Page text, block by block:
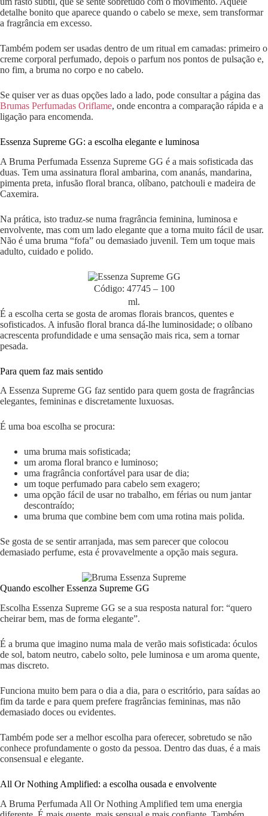
detalhe bonito que aparece quando o cabelo se mexe, sem transformar
a fragrância em excesso.
Também podem ser usadas dentro de um ritual em camadas: primeiro o
creme corporal perfumado, depois o parfum nos pontos de pulsação e,
no fim, a bruma no corpo e no cabelo.
Se quiser ver as duas opções lado a lado, pode consultar a página das
Brumas Perfumadas Oriflame, onde encontra a comparação rápida e a
ligação para encomenda.
Essenza Supreme GG: a escolha elegante e luminosa
A Bruma Perfumada Essenza Supreme GG é a mais sofisticada das
duas. Tem uma assinatura floral ambarina, com ananás, mandarina,
pimenta preta, infusão floral branca, olíbano, patchouli e madeira de
Caxemira.
Na prática, isto traduz-se numa fragrância feminina, luminosa e
envolvente, mas com um lado elegante que a torna muito fácil de usar.
Não é uma bruma “fofa” ou demasiado juvenil. Tem um toque mais
adulto, cuidado e polido.
Código: 47745 – 100
ml.
É a escolha certa se gosta de aromas florais brancos, quentes e
sofisticados. A infusão floral branca dá-lhe luminosidade; o olíbano
acrescenta profundidade e uma sensação mais rica, sem a tornar
pesada.
Para quem faz mais sentido
A Essenza Supreme GG faz sentido para quem gosta de fragrâncias
elegantes, femininas e discretamente luxuosas.
É uma boa escolha se procura:
uma bruma mais sofisticada;
um aroma floral branco e luminoso;
uma fragrância confortável para usar de dia;
um toque perfumado para cabelo sem exagero;
uma opção fácil de usar no trabalho, em férias ou num jantar
descontraído;
uma bruma que combine bem com uma rotina mais polida.
Se gosta de se sentir arranjada, mas sem parecer que colocou
demasiado perfume, esta é provavelmente a opção mais segura.
Quando escolher Essenza Supreme GG
Escolha Essenza Supreme GG se a sua resposta natural for: “quero
cheirar bem, mas de forma elegante”.
É a bruma que imagino numa mala de verão mais sofisticada: óculos
de sol, batom neutro, cabelo solto, pele luminosa e um aroma quente,
mas discreto.
Funciona muito bem para o dia a dia, para o escritório, para saídas ao
fim da tarde e para quem prefere fragrâncias femininas, mas não
demasiado doces ou evidentes.
Também pode ser a melhor escolha para oferecer, sobretudo se não
conhece profundamente o gosto da pessoa. Dentro das duas, é a mais
consensual e elegante.
All Or Nothing Amplified: a escolha ousada e envolvente
A Bruma Perfumada All Or Nothing Amplified tem uma energia